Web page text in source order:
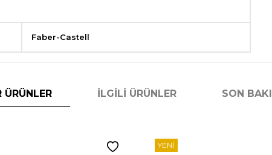
Faber-Castell
ÜRÜNLER İLGILI ÜRÜNLER SON
YENI